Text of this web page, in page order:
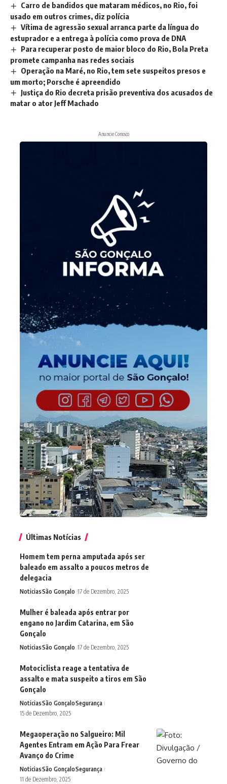
Carro de bandidos que mataram médicos, no Rio, foi
usado em outros crimes, diz polícia
Vítima de agressão sexual arranca parte da língua do
estuprador e a entrega à polícia como prova de DNA
Para recuperar posto de maior bloco do Rio, Bola Preta
promete campanha nas redes sociais
Operação na Maré, no Rio, tem sete suspeitos presos e
um morto; Porsche é apreendido
Justiça do Rio decreta prisão preventiva dos acusados de
matar o ator Jeff Machado
Anuncie Conosco
Últimas Notícias
Homem tem perna amputada após ser
baleado em assalto a poucos metros de
delegacia
NoticiasSão Gonçalo 17 de Dezembro, 2025
Mulher é baleada após entrar por
engano no Jardim Catarina, em São
Gonçalo
NoticiasSão Gonçalo 17 de Dezembro, 2025
Motociclista reage a tentativa de
assalto e mata suspeito a tiros em São
Gonçalo
NoticiasSão GonçaloSegurança
15 de Dezembro, 2025
Megaoperação no Salgueiro: Mil
Agentes Entram em Ação Para Frear
Avanço do Crime
NoticiasSão GonçaloSegurança
11 de Dezembro, 2025